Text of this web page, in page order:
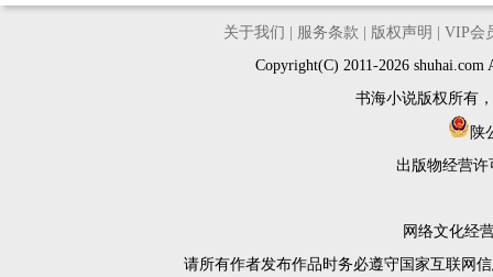
关于我们 服务条款 版权声明
VIP会
Copyright(C) 2011-2026
书海小说版权所有
陕
出版物经营许
网络文化经
请所有作者发布作品时务必遵守国家互联网